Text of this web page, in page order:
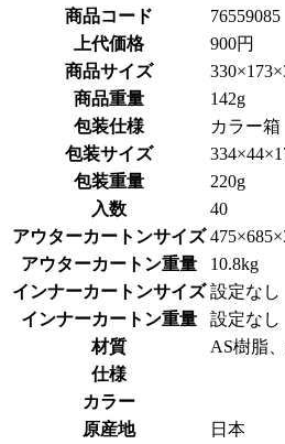
商品コード
76559085
上代価格
900円
商品サイズ
商品重量
142g
包装仕様
カラー箱
包装サイズ
包装重量
220g
入数
40
アウターカートンサイズ
アウターカートン重量
10.8kg
インナーカートンサイズ 設定なし
インナーカートン重量
設定なし
材質
AS樹脂
仕様
カラー
原産地
日本